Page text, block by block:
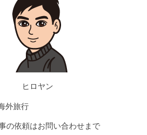
ヒロヤン
外旅行
の依頼はお問い合わせまで